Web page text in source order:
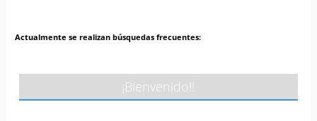
Actualmente se realizan búsquedas frecuentes:
¡Bienvenido!!